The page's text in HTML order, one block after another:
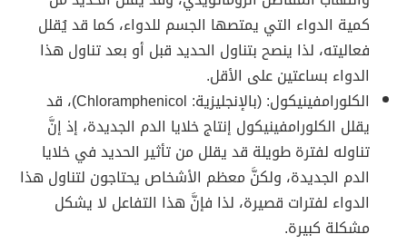
كمية الدواء التي يمتصها الجسم للدواء، كما قد يُقلل
فعاليته، لذا ينصح بتناول الحديد قبل أو بعد تناول هذا
الدواء بساعتين على الأقل.
الكلورامفينيكول: (بالإنجليزية: Chloramphenicol)، قد
يقلل الكلورامفينيكول إنتاج خلايا الدم الجديدة، إذ إنَّ
تناوله لفترة طويلة قد يقلل من تأثير الحديد في خلايا
الدم الجديدة، ولكنَّ معظم الأشخاص يحتاجون لتناول هذا
الدواء لفترات قصيرة، لذا فإنَّ هذا التفاعل لا يشكل
مشكلة كبيرة.